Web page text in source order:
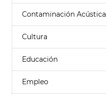
Contaminación Acústica
Cultura
Educación
Empleo